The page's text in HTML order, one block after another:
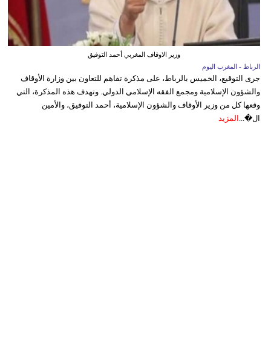
وزير الاوقاف المغربي أحمد التوفيق
الرباط - المغرب اليوم
جرى التوقيع، الخميس بالرباط، على مذكرة تفاهم للتعاون بين وزارة الأوقاف
والشؤون الإسلامية ومجمع الفقه الإسلامي الدولي. وتهدف هذه المذكرة، التي
وقعها كل من وزير الأوقاف والشؤون الإسلامية، أحمد التوفيق، والأمين
ال�... المزيد